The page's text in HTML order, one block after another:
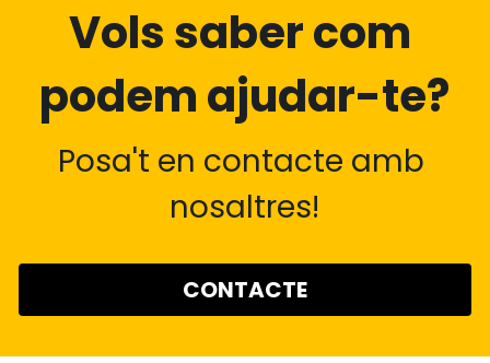
Vols saber com
podem ajudar-te?
Posa't en contacte amb
nosaltres!
CONTACTE